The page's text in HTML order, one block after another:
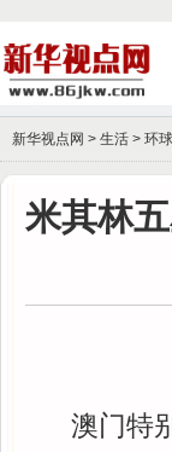
新华视点网 > 生活 > 环
米其林
澳门特